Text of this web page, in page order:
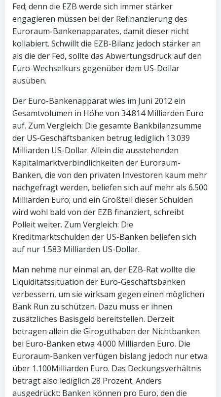
Fed; denn die EZB werde sich immer stärker
engagieren müssen bei der Refinanzierung des
Euroraum-Bankenapparates, damit dieser nicht
kollabiert. Schwillt die EZB-Bilanz jedoch stärker an
als die der Fed, sollte das Abwertungsdruck auf den
Euro-Wechselkurs gegenüber dem US-Dollar
ausüben.
Der Euro-Bankenapparat wies im Juni 2012 ein
Gesamtvolumen in Höhe von 34.814 Milliarden Euro
auf. Zum Vergleich: Die gesamte Bankbilanzsumme
der US-Geschäftsbanken betrug lediglich 13.039
Milliarden US-Dollar. Allein die ausstehenden
Kapitalmarktverbindlichkeiten der Euroraum-
Banken, die von den privaten Investoren kaum mehr
nachgefragt werden, beliefen sich auf mehr als 6.500
Milliarden Euro; und ein Großteil dieser Schulden
wird wohl bald von der EZB finanziert, schreibt
Polleit weiter. Zum Vergleich: Die
Kreditmarktschulden der US-Banken beliefen sich
auf nur 1.583 Milliarden US-Dollar.
Man nehme nur einmal an, der EZB-Rat wollte die
Liquiditätssituation der Euro-Geschäftsbanken
verbessern, um sie wirksam gegen einen möglichen
Bank Run zu schützen. Dazu muss er ihnen
zusätzliches Basisgeld bereitstellen. Derzeit
betragen allein die Giroguthaben der Nichtbanken
bei Euro-Banken etwa 4.000 Milliarden Euro. Die
Euroraum-Banken verfügen bislang jedoch nur etwa
über 1.100Milliarden Euro. Das Deckungsverhältnis
beträgt also lediglich 28 Prozent. Anders
ausgedrückt: Banken können pro Euro, den die